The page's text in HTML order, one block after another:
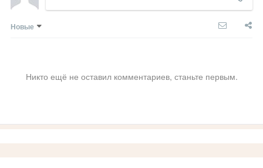
Новые
Никто ещё не оставил комментариев, станьте первым.